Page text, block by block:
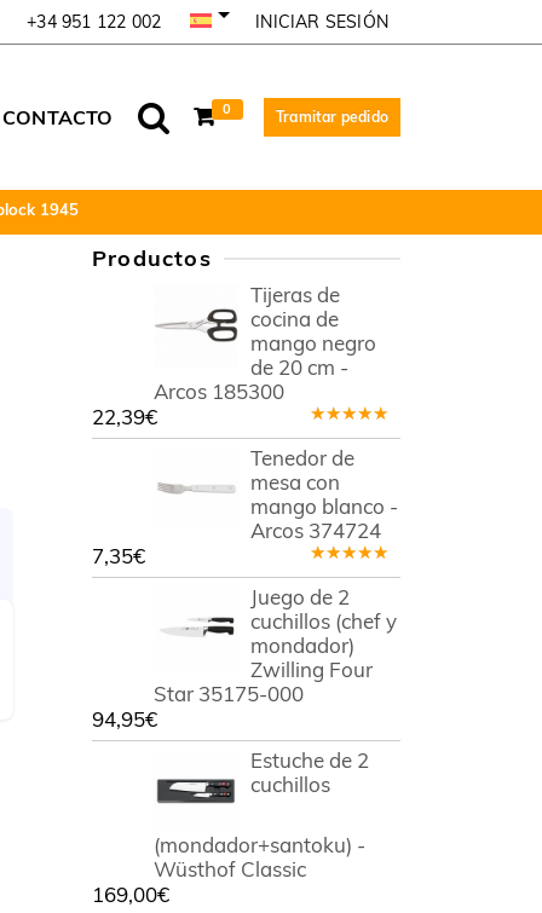
+34 951 122 002 INICIAR SESIÓN
CONTACTO 0 Tramitar pedido
1945
Productos
Tijeras de
cocina de
mango negro
de 20 cm -
Arcos 185300
Valorado
en5.00
5
22,39€
Tenedor de
mesa con
mango blanco -
Arcos 374724
Valorado
en 5.00
5
7,35€
Juego de 2
cuchillos (chef y
mondador)
Zwilling Four
Star 35175-000
94,95€
Estuche de 2
cuchillos
(mondador+santoku) -
Wüsthof Classic
169,00€